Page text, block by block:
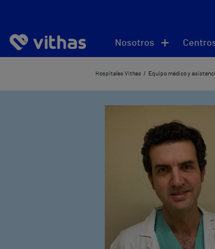
Nosotros
Hospitales Vithas Equipo médico y